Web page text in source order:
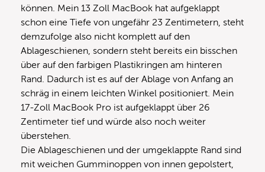
können. Mein 13 Zoll MacBook hat aufgeklappt
schon eine Tiefe von ungefähr 23 Zentimetern, steht
demzufolge also nicht komplett auf den
Ablageschienen, sondern steht bereits ein bisschen
über auf den farbigen Plastikringen am hinteren
Rand. Dadurch ist es auf der Ablage von Anfang an
schräg in einem leichten Winkel positioniert. Mein
17-Zoll MacBook Pro ist aufgeklappt über 26
Zentimeter tief und würde also noch weiter
überstehen.
Die Ablageschienen und der umgeklappte Rand sind
mit weichen Gumminoppen von innen gepolstert,